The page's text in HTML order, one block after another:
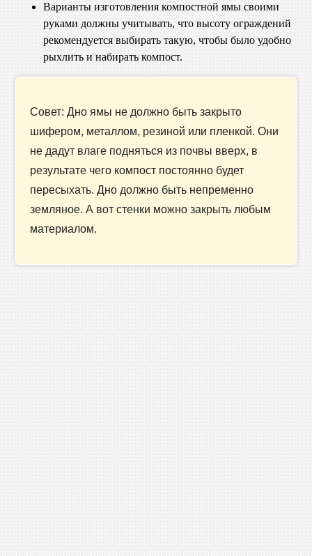
Варианты изготовления компостной ямы своими
руками должны учитывать, что высоту ограждений
рекомендуется выбирать такую, чтобы было удобно
рыхлить и набирать компост.
Совет: Дно ямы не должно быть закрыто
шифером, металлом, резиной или пленкой. Они
не дадут влаге подняться из почвы вверх, в
результате чего компост постоянно будет
пересыхать. Дно должно быть непременно
земляное. А вот стенки можно закрыть любым
материалом.